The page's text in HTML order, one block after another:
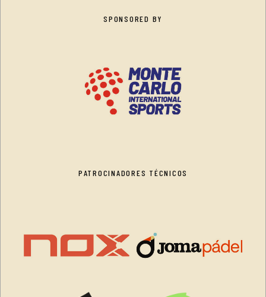
SPONSORED BY
PATROCINADORES TÉCNICOS